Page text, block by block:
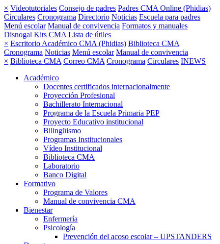
× Videotutoriales Consejo de padres Padres CMA Online (Phidias)
Circulares Cronograma Directorio Noticias Escuela para padres
Menú escolar Manual de convivencia Formatos y manuales
Disnogal Kits CMA Lista de útiles
× Escritorio Académico CMA (Phidias) Biblioteca CMA
Cronograma Noticias Menú escolar Manual de convivencia
× Biblioteca CMA Correo CMA Cronograma Circulares INEWS
Académico
Docentes certificados internacionalmente
Proyección Profesional
Bachillerato Internacional
Programa de la Escuela Primaria PEP
Proyecto Educativo institucional
Bilingüismo
Programas Institucionales
Vídeo Institucional
Biblioteca CMA
Laboratorio
Banco Digital
Formativo
Programa de Valores
Manual de convivencia CMA
Bienestar
Enfermería
Psicología
Prevención del acoso escolar – UPSTANDERS